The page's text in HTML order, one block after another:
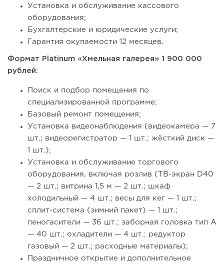
Установка и обслуживание кассового
оборудования;
Бухгалтерские и юридические услуги;
Гарантия окупаемости 12 месяцев.
Формат Platinum «Хмельная галерея» 1 900 000
рублей:
Поиск и подбор помещения по
специализированной программе;
Базовый ремонт помещения;
Установка видеонаблюдения (видеокамера — 7
шт.; видеорегистратор — 1 шт.; жёсткий диск —
1 шт.);
Установка и обслуживание торгового
оборудования, включая розлив (ТВ-экран D40
— 2 шт.; витрина 1,5 м — 2 шт.; шкаф
холодильный — 4 шт.; весы для кег — 1 шт.;
сплит-система (зимний пакет) — 1 шт.;
пеногасители — 36 шт.; заборная головка тип А
— 40 шт.; охладители — 4 шт.; редуктор
газовый — 2 шт.; расходные материалы);
Праздничное открытие и дополнительное